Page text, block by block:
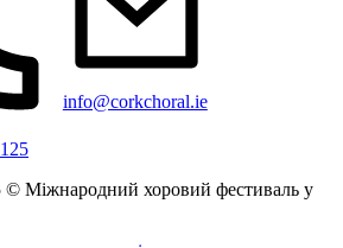
info@corkchoral.ie
© Міжнародний хоровий фестиваль у